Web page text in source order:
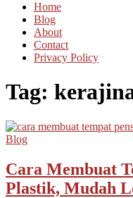
Home
Blog
About
Contact
Privacy Policy
Tag:
Blog
Cara Membuat
Plastik, Mudah